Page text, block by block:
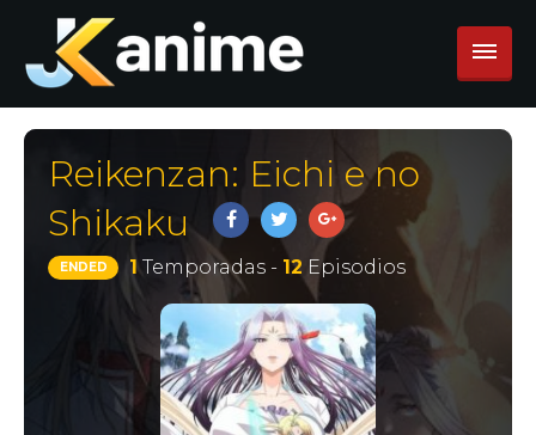
Reikenzan: Eichi e no
Shikaku
ENDED 1Temporadas - 12 Episodios